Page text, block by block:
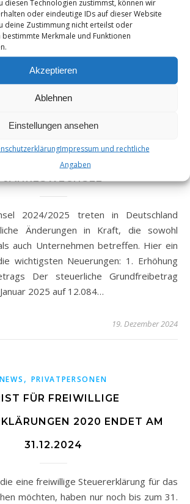
diesen Technologien zustimmst, können wir
oder eindeutige IDs auf dieser Website
deine Zustimmung nicht erteilst oder
bestimmte Merkmale und Funktionen
Akzeptieren
Ablehnen
Einstellungen ansehen
Impressum und rechtliche
Angaben
weitreichende Bedeutung für die
von Organisationen, die sich auf
konzentrieren.
27. Dezember 2024
ÄNDERUNGEN ZUM
JAHRESWECHSEL
Änderungen in Kraft, die sowohl
auch Unternehmen betreffen. Hier ein
wichtigsten Neuerungen: 1. Erhöhung
Der steuerliche Grundfreibetrag
2025 auf 12.084…
19. Dezember 2024
NEWS , PRIVATPERSONEN
FÜR FREIWILLIGE
2020 ENDET AM
31.12.2024
möchten, haben nur noch bis zum 31.